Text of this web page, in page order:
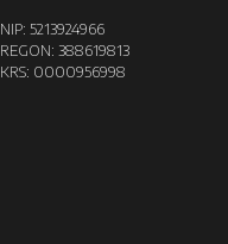
NIP: 5213924966
REGON: 388619813
KRS: 0000956998